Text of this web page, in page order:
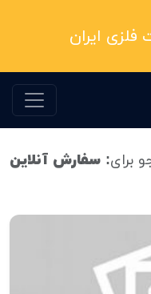
ایران
برای: سفارش آنلاین